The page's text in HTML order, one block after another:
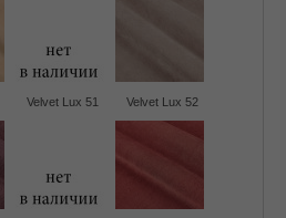
Velvet Lux 51 Velvet Lux 52